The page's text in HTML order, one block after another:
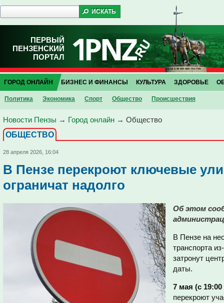
ПЕРВЫЙ
ПЕНЗЕНСКИЙ
ПОРТАЛ
ГОРОД ОНЛАЙН
Политика Экономика Спорт Общество Проиcшествия
БИЗНЕС И ФИНАНСЫ КУЛЬТУРА ЗДОРОВЬЕ
Новости Пензы → Город онлайн → Общество
ОБЩЕСТВО
28 апреля 2026, 16:04
В Пензе перекроют ключевые
ограничат надолго
Об этом
В Пензе на
транспорта
затронут
даты.
7 мая (с
перекроют